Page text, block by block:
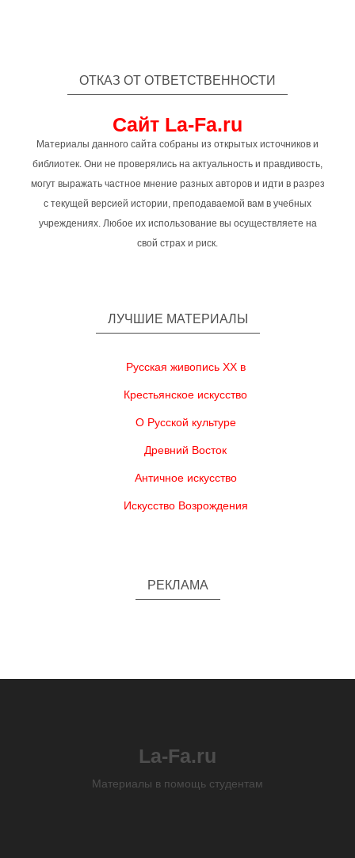
ОТКАЗ ОТ ОТВЕТСТВЕННОСТИ
Сайт La-Fa.ru
Материалы данного сайта собраны из открытых источников и
библиотек. Они не проверялись на актуальность и правдивость,
могут выражать частное мнение разных авторов и идти в разрез
с текущей версией истории, преподаваемой вам в учебных
учреждениях. Любое их использование вы осуществляете на
свой страх и риск.
ЛУЧШИЕ МАТЕРИАЛЫ
Русская живопись XX в
Крестьянское искусство
О Русской культуре
Древний Восток
Античное искусство
Искусство Возрождения
РЕКЛАМА
La-Fa.ru
Материалы в помощь студентам